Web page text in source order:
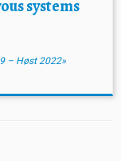
systems
– Høst 2022»